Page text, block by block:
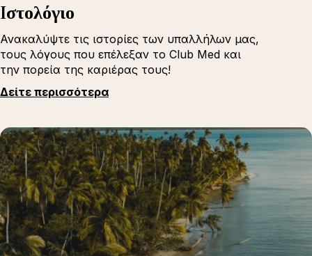
Iστολόγιο
Ανακαλύψτε τις ιστορίες των υπαλλήλων μας,
τους λόγους που επέλεξαν το Club Med και
την πορεία της καριέρας τους!
Δείτε περισσότερα